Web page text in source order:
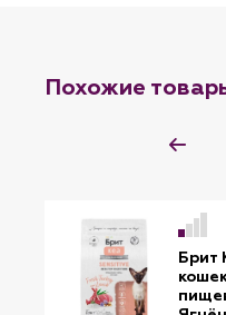
Похожие
Брит